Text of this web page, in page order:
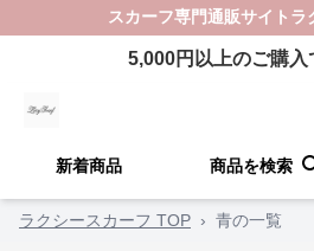
スカーフ専門通販サイト ラ
5,000円以上のご購
新着商品 商品を検索
ラクシースカーフ TOP › 青の一覧